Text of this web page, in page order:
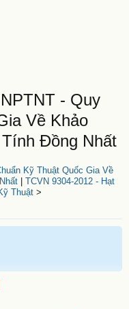
- Quy
Về Khảo
Đồng Nhất
Kỹ Thuật Quốc Gia Về
TCVN 9304-2012 - Hạt
Thuật >